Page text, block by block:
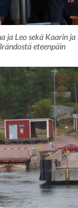
ja Leo sekä Kaarin
eteenpäin